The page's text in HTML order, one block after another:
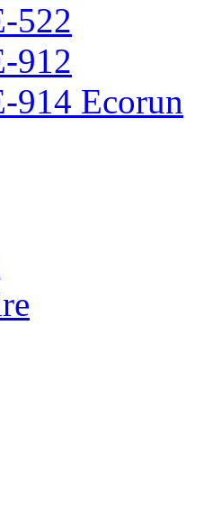
522
912
914 Ecorun